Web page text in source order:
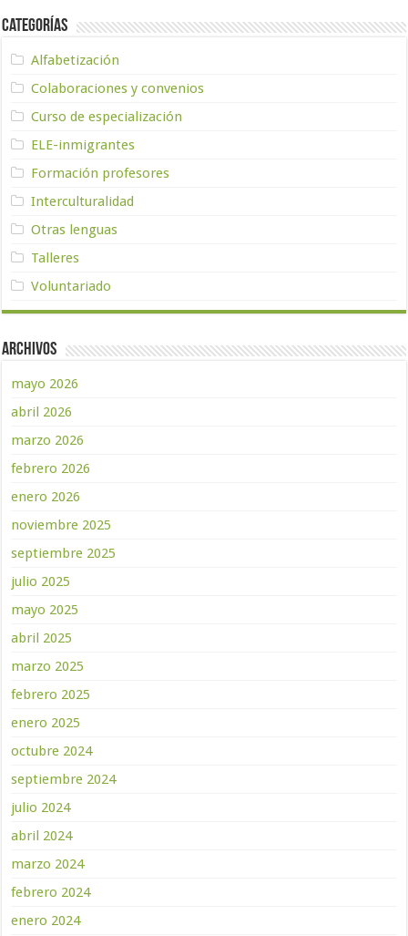
Categorías
Alfabetización
Colaboraciones y convenios
Curso de especialización
ELE-inmigrantes
Formación profesores
Interculturalidad
Otras lenguas
Talleres
Voluntariado
Archivos
mayo 2026
abril 2026
marzo 2026
febrero 2026
enero 2026
noviembre 2025
septiembre 2025
julio 2025
mayo 2025
abril 2025
marzo 2025
febrero 2025
enero 2025
octubre 2024
septiembre 2024
julio 2024
abril 2024
marzo 2024
febrero 2024
enero 2024